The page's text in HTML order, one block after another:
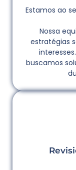
Estamos ao
Nossa
estratégias
buscamos